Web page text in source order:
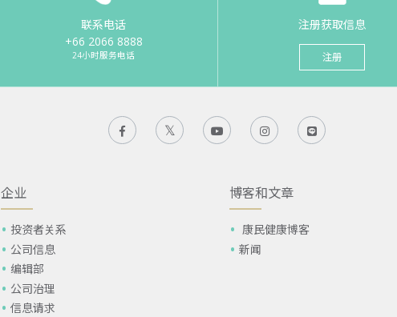
联系电话
+66 2066 8888
24小时服务电话
注册获取信息
注册
企业
投资者关系
公司信息
编辑部
公司治理
信息请求
博客和文章
康民健康博客
新闻